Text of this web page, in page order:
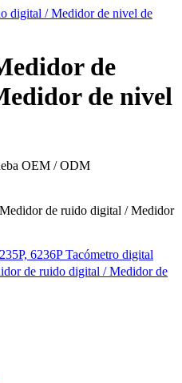
de
de nivel
OEM / ODM
de ruido digital / Medidor
6236P Tacómetro digital
de ruido digital / Medidor de